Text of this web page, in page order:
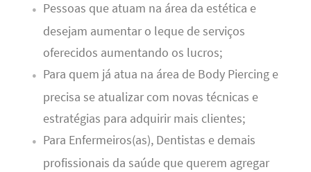
Pessoas que atuam na área da estética e
desejam aumentar o leque de serviços
oferecidos aumentando os lucros;
Para quem já atua na área de Body Piercing e
precisa se atualizar com novas técnicas e
estratégias para adquirir mais clientes;
Para Enfermeiros(as), Dentistas e demais
profissionais da saúde que querem agregar